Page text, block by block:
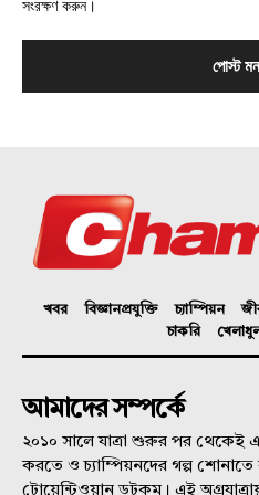
সংরক্ষণ করুন।
খবর বিজ্ঞানপ্রযুক্তি চ্যাম্পিয়ন
চাকরি
আমাদের সম্পর্কে
২০১০ সালে যাত্রা শুরুর পর থেকেই
করতে ও চ্যাম্পিয়নদের গল্প
টোয়েন্টিওয়ান ডটকম। এই